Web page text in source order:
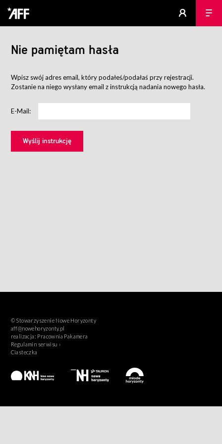
Nie pamiętam hasła
Wpisz swój adres email, który podałeś/podałaś przy rejestracji.
Zostanie na niego wysłany email z instrukcją nadania nowego hasła.
E-Mail:
© Stowarzyszenie Nowe Horyzonty
aff@nowehoryzonty.pl
realizacja: Pracownia Pakamera
Regulamin serwisu ›
Ciasteczka